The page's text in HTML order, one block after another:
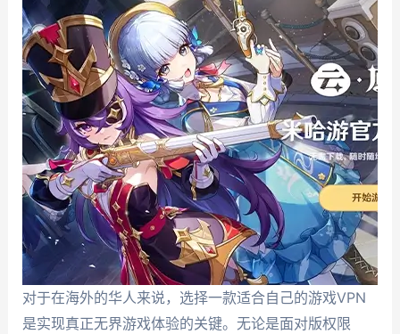
对于在海外的华人来说，选择一款适合自己的游戏VPN
是实现真正无界游戏体验的关键。无论是面对版权限